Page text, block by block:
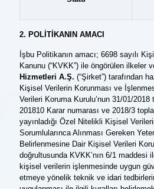
2. POLİTİKANIN AMACI
İşbu Politikanın amacı; 6698 sayılı
Kanunu (“KVKK”) ile öngörülen ilkeler
Hizmetleri A.Ş. (“Şirket”) tarafından
Kişisel Verilerin Korunması ve
Verileri Koruma Kurulu’nun 31/01/2018
201810 Karar numarası ve 2018/3
yayınladığı Özel Nitelikli Kişisel
Sorumlularınca Alınması Gereken
Belirlenmesine Dair Kişisel Verileri
doğrultusunda KVKK’nın 6/1 maddesi
kişisel verilerin işlenmesinde uygun
etmeye yönelik teknik ve idari